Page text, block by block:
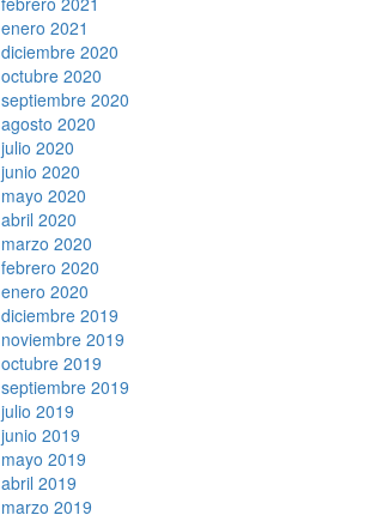
enero 2021
diciembre 2020
octubre 2020
septiembre 2020
agosto 2020
julio 2020
junio 2020
mayo 2020
abril 2020
marzo 2020
febrero 2020
enero 2020
diciembre 2019
noviembre 2019
octubre 2019
septiembre 2019
julio 2019
junio 2019
mayo 2019
abril 2019
marzo 2019